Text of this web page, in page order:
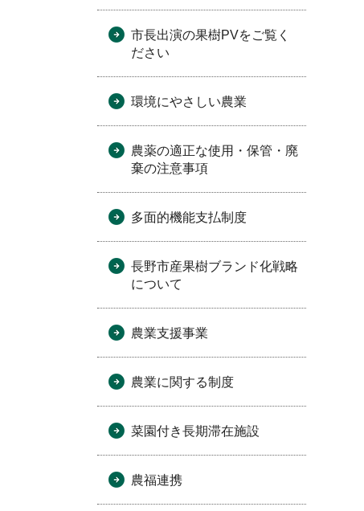
市長出演の果樹PVをご覧く
ださい
環境にやさしい農業
農薬の適正な使用・保管・廃
棄の注意事項
多面的機能支払制度
長野市産果樹ブランド化戦略
について
農業支援事業
農業に関する制度
菜園付き長期滞在施設
農福連携